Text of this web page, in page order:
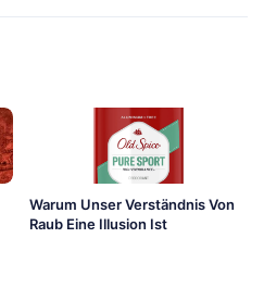
Warum Unser Verständnis Von
Raub Eine Illusion Ist